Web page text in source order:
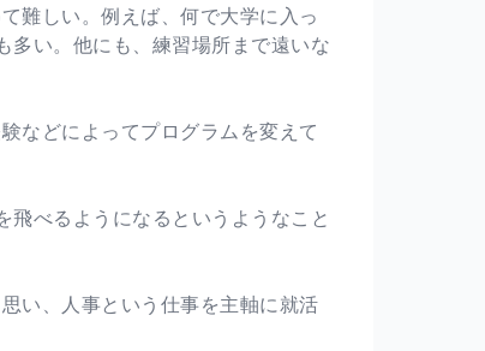
難しい。例えば、何で大学に入っ
多い。他にも、練習場所まで遠いな
などによってプログラムを変えて
べるようになるというようなこと
い、人事という仕事を主軸に就活